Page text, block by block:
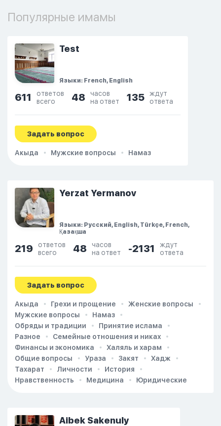
Популярные имамы
Test
Языки: French, English
611
ответов
всего
48
часов
на ответ
135
ждут
ответа
Задать вопрос
Акыда Мужские вопросы Намаз
Yerzat Yermanov
Языки: Русский, English, Türkçe, French,
Қазақша
219
ответов
всего
48
часов
на ответ
-2131
ждут
ответа
Задать вопрос
Акыда Грехи и прощение
Женские вопросы
Мужские вопросы
Намаз
Обряды и традиции
Принятие ислама
Разное
Семейные отношения и никах
Финансы и экономика
Халяль и харам
Общие вопросы
Ураза Закят
Хадж
Тахарат
Личности
История
Нравственность
Медицина Юридические
Aibek Sakenuly